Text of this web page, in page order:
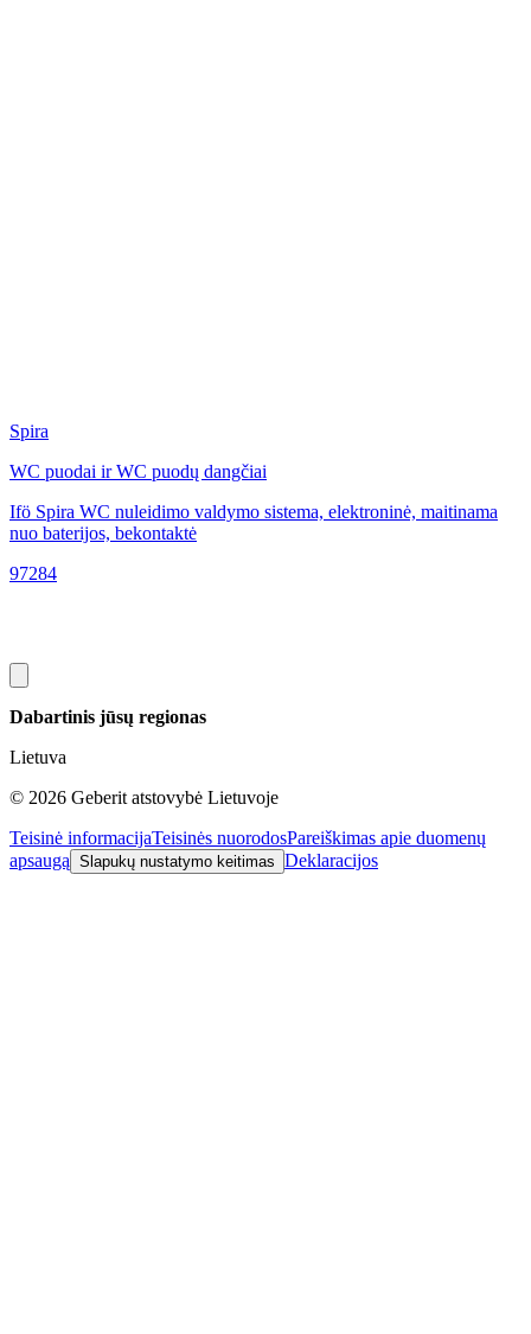
Spira
WC puodai ir WC puodų dangčiai
Ifö Spira WC nuleidimo valdymo sistema, elektroninė, maitinama
nuo baterijos, bekontaktė
97284
Dabartinis jūsų regionas
Lietuva
© 2026 Geberit atstovybė Lietuvoje
Teisinė informacijaTeisinės nuorodosPareiškimas apie duomenų
apsaugą Slapukų nustatymo keitimas Deklaracijos